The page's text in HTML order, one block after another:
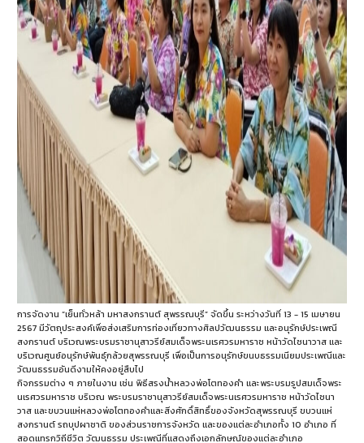
การจัดงาน “เย็นทั่วหล้า มหาสงกรานต์ สุพรรณบุรี” จัดขึ้น ระหว่างวันที่ 13 - 15 เมษายน
2567 มีวัตถุประสงค์เพื่อส่งเสริมการท่องเที่ยวทางศิลปวัฒนธรรม และอนุรักษ์ประเพณี
สงกรานต์ บริเวณพระบรมราชานุสาวรีย์สมเด็จพระนเรศวรมหาราช หน้าวัดไชนาวาส และ
บริเวณศูนย์อนุรักษ์พันธุ์กล้วยสุพรรณบุรี เพื่อเป็นการอนุรักษ์ขนบธรรมเนียมประเพณีและ
วัฒนธรรมอันดีงามให้คงอยู่สืบไป
กิจกรรมต่าง ๆ ภายในงาน เช่น พิธีสรงน้ำหลวงพ่อโตทองคำ และพระบรมรูปสมเด็จพระ
นเรศวรมหาราช บริเวณ พระบรมราชานุสาวรีย์สมเด็จพระนเรศวรมหาราช หน้าวัดไชนา
วาส และขบวนแห่หลวงพ่อโตทองคำและสิ่งศักดิ์สิทธิ์ของจังหวัดสุพรรณบุรี ขบวนแห่
สงกรานต์ รถบุปผาชาติ ของส่วนราชการจังหวัด และของแต่ละอำเภอทั้ง 10 อำเภอ ที่
สอดแทรกวิถีชีวิต วัฒนธรรม ประเพณีที่แสดงถึงเอกลักษณ์ของแต่ละอำเภอ